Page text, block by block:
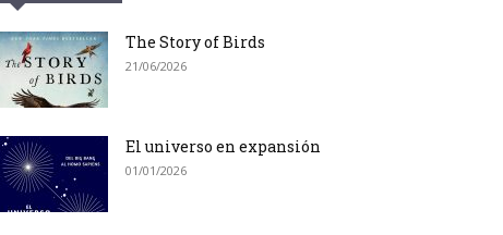
The Story of Birds
21/06/2026
El universo en expansión
01/01/2026